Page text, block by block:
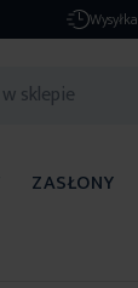
Wysyłka
ZASŁONY